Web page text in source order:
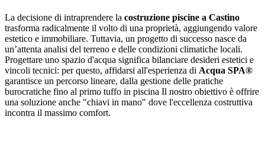
La decisione di intraprendere la costruzione piscine a Castino
trasforma radicalmente il volto di una proprietà, aggiungendo valore
estetico e immobiliare. Tuttavia, un progetto di successo nasce da
un’attenta analisi del terreno e delle condizioni climatiche locali.
Progettare uno spazio d'acqua significa bilanciare desideri estetici e
vincoli tecnici: per questo, affidarsi all'esperienza di Acqua SPA®
garantisce un percorso lineare, dalla gestione delle pratiche
burocratiche fino al primo tuffo in piscina Il nostro obiettivo è offrire
una soluzione anche "chiavi in mano" dove l'eccellenza costruttiva
incontra il massimo comfort.